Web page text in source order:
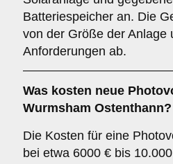
Batteriespeicher an. Die
von der Größe der Anlage
Anforderungen ab.
Was kosten neue
Wurmsham Ostenthann?
Die Kosten für eine
bei etwa 6000 € bis